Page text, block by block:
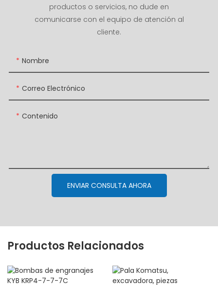
productos o servicios, no dude en
comunicarse con el equipo de atención al
cliente.
Nombre
Correo Electrónico
Contenido
ENVIAR CONSULTA AHORA
Productos Relacionados